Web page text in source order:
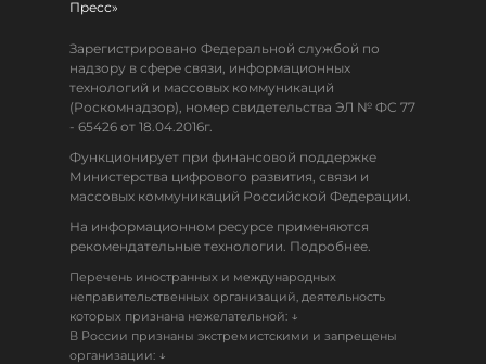
Пресс»
Зарегистрировано Федеральной службой по
надзору в сфере связи, информационных
технологий и массовых коммуникаций
(Роскомнадзор), номер свидетельства ЭЛ № ФС 77
- 65426 от 18.04.2016г.
Функционирует при финансовой поддержке
Министерства цифрового развития, связи и
массовых коммуникаций Российской Федерации.
На информационном ресурсе применяются
рекомендательные технологии. Подробнее.
Перечень иностранных и международных
неправительственных организаций, деятельность
которых признана нежелательной: ↓
В России признаны экстремистскими и запрещены
организации: ↓